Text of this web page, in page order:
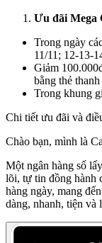
Ưu đãi Mega
Trong ngày
11/11; 12-13-
Giảm
bằng thẻ
Trong khung
Chi tiết ưu đãi và
Chào bạn, mình là
Một ngân hàng số
lõi, tự tin đồng hành
hàng ngày, mang
dàng, nhanh, tiện và